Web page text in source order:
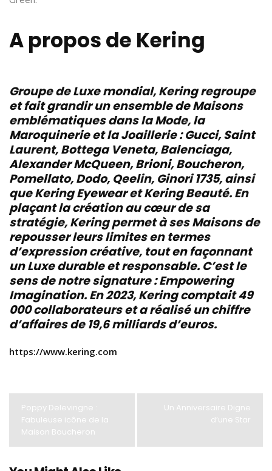
A propos de Kering
Groupe de Luxe mondial, Kering regroupe
et fait grandir un ensemble de Maisons
emblématiques dans la Mode, la
Maroquinerie et la Joaillerie : Gucci, Saint
Laurent, Bottega Veneta, Balenciaga,
Alexander McQueen, Brioni, Boucheron,
Pomellato, Dodo, Qeelin, Ginori 1735, ainsi
que Kering Eyewear et Kering Beauté. En
plaçant la création au cœur de sa
stratégie, Kering permet à ses Maisons de
repousser leurs limites en termes
d’expression créative, tout en façonnant
un Luxe durable et responsable. C’est le
sens de notre signature : Empowering
Imagination. En 2023, Kering comptait 49
000 collaborateurs et a réalisé un chiffre
d’affaires de 19,6 milliards d’euros.
https://www.kering.com
Poppy Delevingne :
Fabuleuse icône de la
Maison Boucheron
Un Anniversaire Digne
d’une Star